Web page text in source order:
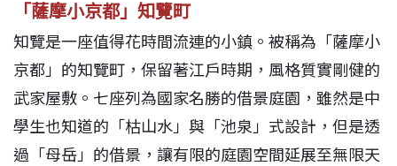
「薩摩小京都」知覽町
知覽是一座值得花時間流連的小鎮。被稱為「薩摩小
京都」的知覽町，保留著江戶時期，風格質實剛健的
武家屋敷。七座列為國家名勝的借景庭園，雖然是中
學生也知道的「枯山水」與「池泉」式設計，但是透
過「母岳」的借景，讓有限的庭園空間延展至無限天